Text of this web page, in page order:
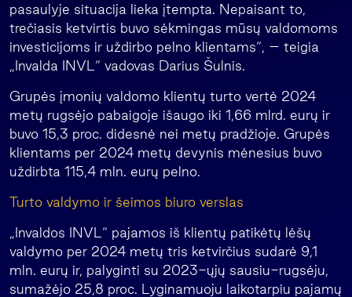
pasaulyje situacija lieka įtempta. Nepaisant to,
trečiasis ketvirtis buvo sėkmingas mūsų valdomoms
investicijoms ir uždirbo pelno klientams“, – teigia
„Invalda INVL“ vadovas Darius Šulnis.
Grupės įmonių valdomo klientų turto vertė 2024
metų rugsėjo pabaigoje išaugo iki 1,66 mlrd. eurų ir
buvo 15,3 proc. didesnė nei metų pradžioje. Grupės
klientams per 2024 metų devynis mėnesius buvo
uždirbta 115,4 mln. eurų pelno.
Turto valdymo ir šeimos biuro verslas
„Invaldos INVL“ pajamos iš klientų patikėtų lėšų
valdymo per 2024 metų tris ketvirčius sudarė 9,1
mln. eurų ir, palyginti su 2023-ųjų sausiu-rugsėju,
sumažėjo 25,8 proc. Lyginamuoju laikotarpiu pajamų